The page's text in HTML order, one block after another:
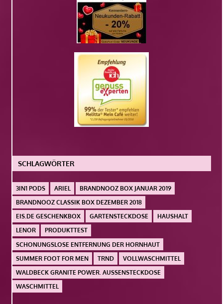
SCHLAGWÖRTER
3IN1 PODS ARIEL
BRANDNOOZ BOX JANUAR 2019
BRANDNOOZ CLASSIK BOX DEZEMBER 2018
EIS.DE GESCHENKBOX
GARTENSTECKDOSE
HAUSHALT
LENOR
PRODUKTTEST
SCHONUNGSLOSE ENTFERNUNG DER HORNHAUT
SUMMER FOOT FOR MEN
TRND
VOLLWASCHMITTEL
WALDBECK GRANITE POWER. AUSSENSTECKDOSE
WASCHMITTEL